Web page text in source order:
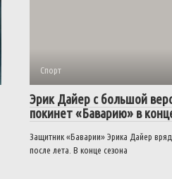
Спорт
Эрик Дайер с большой
покинет «Баварию» в
Защитник «Баварии» Эрика Дайер вряд
после лета. В конце сезона